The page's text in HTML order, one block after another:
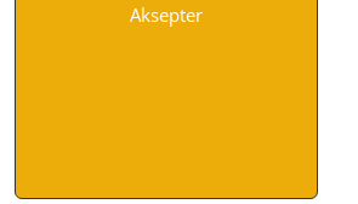
Aksepter
INFORMASJON